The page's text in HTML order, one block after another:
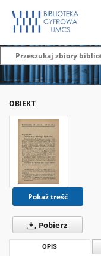
OBIEKT
Pokaż treść
Pobierz
OPIS